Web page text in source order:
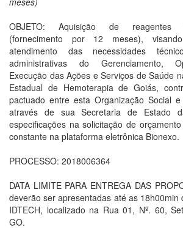
OBJETO: Aquisição de reagentes
(fornecimento por 12 meses),
atendimento das necessidades
administrativas do Gerenciamento,
Execução das Ações e Serviços de Saúde
Estadual de Hemoterapia de Goiás,
pactuado entre esta Organização Social
através de sua Secretaria de Estado
especificações na solicitação de
constante na plataforma eletrônica Bionexo.
PROCESSO: 2018006364
DATA LIMITE PARA ENTREGA DAS
deverão ser apresentadas até as 18h00min
IDTECH, localizado na Rua 01, Nº. 60,
GO.